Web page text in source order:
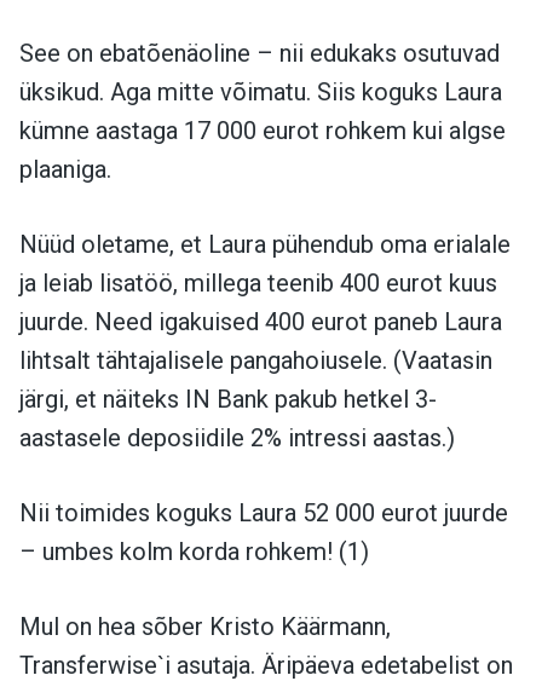
See on ebatõenäoline – nii edukaks osutuvad
üksikud. Aga mitte võimatu. Siis koguks Laura
kümne aastaga 17 000 eurot rohkem kui algse
plaaniga.
Nüüd oletame, et Laura pühendub oma erialale
ja leiab lisatöö, millega teenib 400 eurot kuus
juurde. Need igakuised 400 eurot paneb Laura
lihtsalt tähtajalisele pangahoiusele. (Vaatasin
järgi, et näiteks IN Bank pakub hetkel 3-
aastasele deposiidile 2% intressi aastas.)
Nii toimides koguks Laura 52 000 eurot juurde
– umbes kolm korda rohkem! (1)
Mul on hea sõber Kristo Käärmann,
Transferwise`i asutaja. Äripäeva edetabelist on